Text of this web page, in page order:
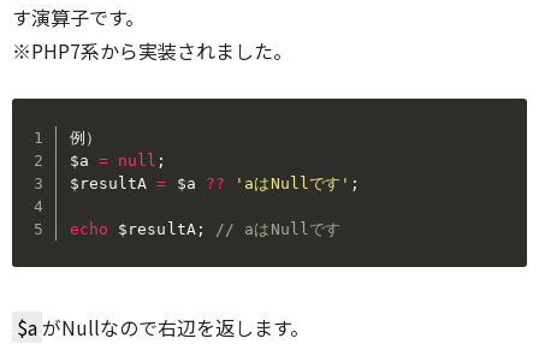
す演算子です。
※PHP7系から実装されました。
$a = null ;
$resultA
= $a ?? 'aはNullです' ;
echo $resultA ; // aはNullです
$aがNullなので右辺を返します。